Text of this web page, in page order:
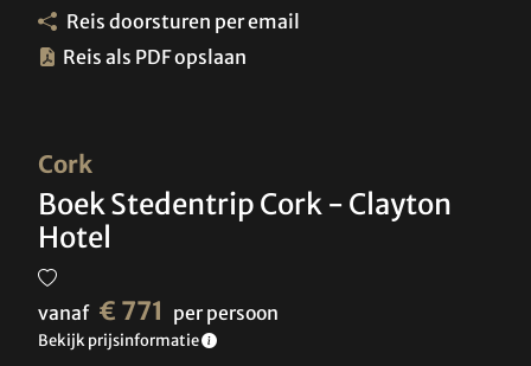
Cork
Boek Stedentrip Cork - Clayton
Hotel
vanaf € 771 per persoon
Bekijk prijsinformatie
Reis doorsturen per email
Reis als PDF opslaan